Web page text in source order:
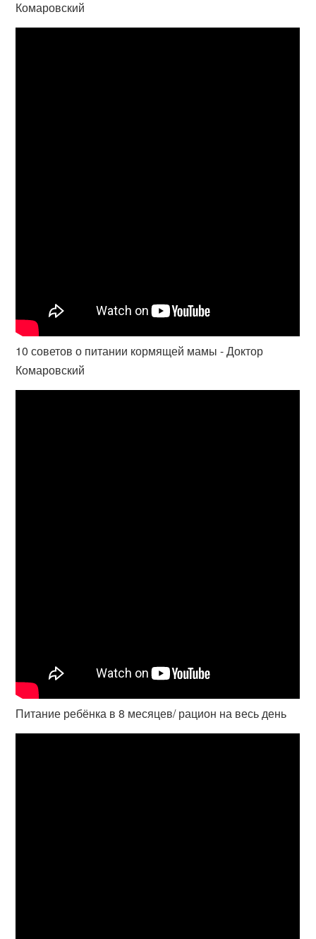
Комаровский
10 советов о питании кормящей мамы - Доктор
Комаровский
Питание ребёнка в 8 месяцев/ рацион на весь день